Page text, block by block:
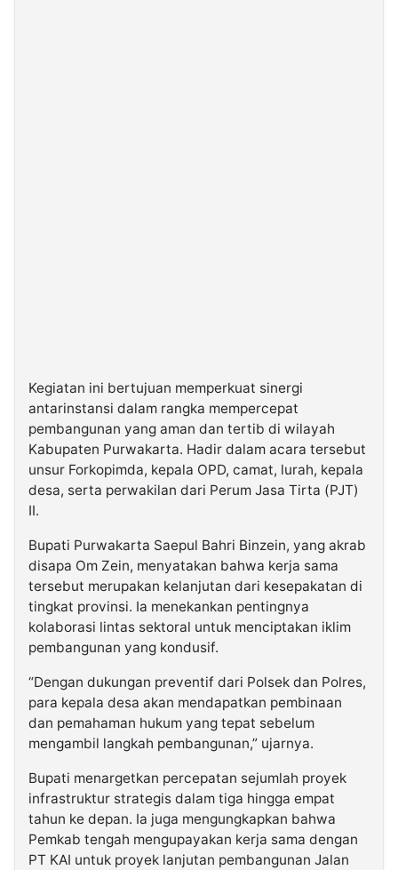
Kegiatan ini bertujuan memperkuat sinergi
antarinstansi dalam rangka mempercepat
pembangunan yang aman dan tertib di wilayah
Kabupaten Purwakarta. Hadir dalam acara tersebut
unsur Forkopimda, kepala OPD, camat, lurah, kepala
desa, serta perwakilan dari Perum Jasa Tirta (PJT)
II.
Bupati Purwakarta Saepul Bahri Binzein, yang akrab
disapa Om Zein, menyatakan bahwa kerja sama
tersebut merupakan kelanjutan dari kesepakatan di
tingkat provinsi. Ia menekankan pentingnya
kolaborasi lintas sektoral untuk menciptakan iklim
pembangunan yang kondusif.
“Dengan dukungan preventif dari Polsek dan Polres,
para kepala desa akan mendapatkan pembinaan
dan pemahaman hukum yang tepat sebelum
mengambil langkah pembangunan,” ujarnya.
Bupati menargetkan percepatan sejumlah proyek
infrastruktur strategis dalam tiga hingga empat
tahun ke depan. Ia juga mengungkapkan bahwa
Pemkab tengah mengupayakan kerja sama dengan
PT KAI untuk proyek lanjutan pembangunan Jalan